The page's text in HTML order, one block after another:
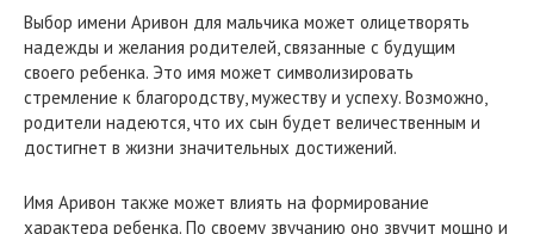
Выбор имени Аривон для мальчика может олицетворять
надежды и желания родителей, связанные с будущим
своего ребенка. Это имя может символизировать
стремление к благородству, мужеству и успеху. Возможно,
родители надеются, что их сын будет величественным и
достигнет в жизни значительных достижений.
Имя Аривон также может влиять на формирование
характера ребенка. По своему звучанию оно звучит мощно и